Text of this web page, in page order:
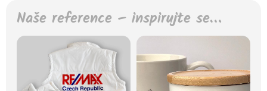
Naše reference – inspirujte se…